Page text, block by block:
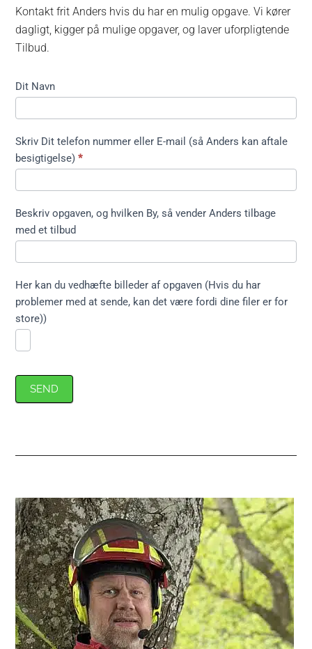
Kontakt frit Anders hvis du har en mulig opgave. Vi kører
dagligt, kigger på mulige opgaver, og laver uforpligtende
Tilbud.
Kontakt
kort ikke
træfældning
Dit Navn
Skriv Dit telefon nummer eller E-mail (så Anders kan aftale
besigtigelse)*
Beskriv opgaven, og hvilken By, så vender Anders tilbage
med et tilbud
Her kan du vedhæfte billeder af opgaven (Hvis du har
problemer med at sende, kan det være fordi dine filer er for
store))
SEND
Primær
Sidebar